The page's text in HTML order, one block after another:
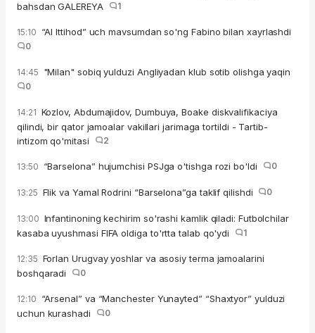
bahsdan GALEREYA
1
15:10 “Al Ittihod” uch mavsumdan so'ng Fabino bilan xayrlashdi
0
14:45 "Milan" sobiq yulduzi Angliyadan klub sotib olishga yaqin
0
14:21 Kozlov, Abdumajidov, Dumbuya, Boake diskvalifikaciya
qilindi, bir qator jamoalar vakillari jarimaga tortildi - Tartib-
intizom qo'mitasi
2
13:50 “Barselona” hujumchisi PSJga o'tishga rozi bo'ldi 0
13:25 Flik va Yamal Rodrini “Barselona”ga taklif qilishdi 0
13:00 Infantinoning kechirim so'rashi kamlik qiladi: Futbolchilar
kasaba uyushmasi FIFA oldiga to'rtta talab qo'ydi
1
12:35 Forlan Urugvay yoshlar va asosiy terma jamoalarini
boshqaradi
0
12:10 “Arsenal” va “Manchester Yunayted” “Shaxtyor” yulduzi
uchun kurashadi
0